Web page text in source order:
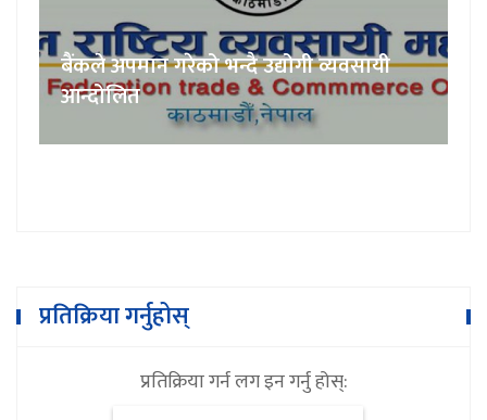
बैंकले अपमान गरेको भन्दै उद्योगी व्यवसायी
आन्दोलित
प्रतिक्रिया गर्नुहोस्
प्रतिक्रिया गर्न लग इन गर्नु होस्: